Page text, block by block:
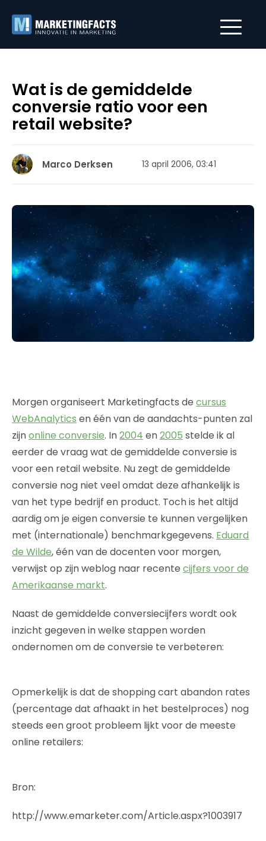
Wat is de gemiddelde
conversie ratio voor een
retail website?
Marco Derksen 13 april 2006, 03:41
Morgen organiseert Marketingfacts de cursus
WebAnalytics en één van de aandachts-punten zal
zijnonline conversie. In2004 en2005 stelde ik al
eerder de vraag wat de gemiddelde conversie is
voor een retail website. Nu zegt de gemiddelde
conversie nog niet veel omdat deze afhankelijk is
van het type bedrijf en product. Toch is het altijd
aardig om je eigen conversie te kunnen vergelijken
met (internationale) benchmarkgegevens. Eduard
de Wilde, één van de docenten voor morgen,
verwijst op zijn weblog naar recente cijfers voor de
Amerikaanse markt.
Naast de gemiddelde conversiecijfers wordt ook
inzicht gegeven in welke stappen worden
ondernomen om de conversie te verbeteren:
Opmerkelijk is dat de shopping cart abandon rates
(percentage dat afhaakt in het bestelproces) nog
steeds een groot probleem lijkt voor de meeste
online retailers:
Bron:
http://www.emarketer.com/Article.aspx?1003917